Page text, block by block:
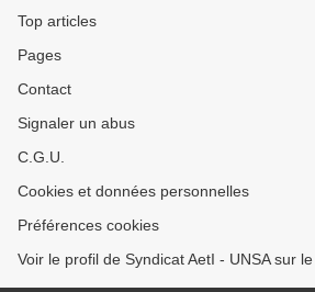
Top articles
Pages
Contact
Signaler un abus
C.G.U.
Cookies et données personnelles
Préférences cookies
Voir le profil de Syndicat AetI - UNSA sur